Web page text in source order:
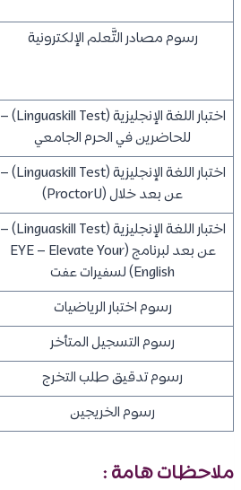
رسوم مصادر التَّعلم الإلكترونية
اختبار اللغة الإنجليزية (Linguaskill Test) –
للحاضرين في الحرم الجامعي
اختبار اللغة الإنجليزية (Linguaskill Test) –
عن بعد خلال (ProctorU)
اختبار اللغة الإنجليزية (Linguaskill Test) –
عن بعد لبرنامج (EYE – Elevate Your
English) لسفيرات عفت
رسوم اختبار الرياضيات
رسوم التسجيل المتأخر
رسوم تدقيق طلب التخرج
رسوم الخريجين
ملاحظات هامة :